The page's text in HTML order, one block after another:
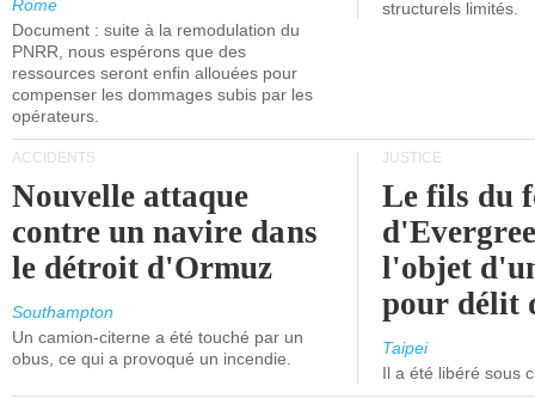
Rome
Document : suite à la remodulation du
PNRR, nous espérons que des
ressources seront enfin allouées pour
compenser les dommages subis par les
opérateurs.
structurels limités.
ACCIDENTS
Nouvelle attaque
contre un navire dans
le détroit d'Ormuz
Southampton
Un camion-citerne a été touché par un
obus, ce qui a provoqué un incendie.
JUSTICE
Le fils du
l'objet
pour délit
Taipei
Il a été libéré sous